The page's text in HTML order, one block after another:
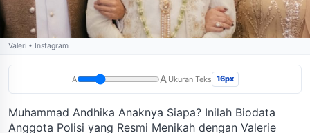
Valeri • Instagram
A A Ukuran Teks 16px
Muhammad Andhika Anaknya Siapa? Inilah Biodata
Anggota Polisi yang Resmi Menikah dengan Valerie